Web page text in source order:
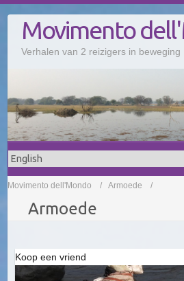
Movimento
Verhalen van 2 reizigers in beweging
Movimento dell'Mondo Armoede
Armoede
Koop een vriend